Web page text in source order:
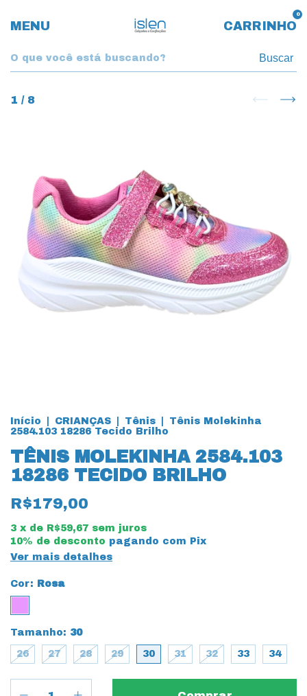
MENU CARRINHO
0
Buscar
1 / 8
Início CRIANÇAS Tênis
Tênis Molekinha
2584.103 18286 Tecido Brilho
TÊNIS MOLEKINHA 2584.103
18286 TECIDO BRILHO
R$179,00
3 x de R$59,67 sem juros
10% de desconto pagando com Pix
Ver mais detalhes
Cor: Rosa
Tamanho: 30
26 27 28 29 30 31 32 33 34